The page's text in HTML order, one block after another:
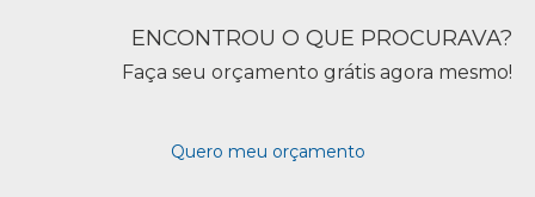
ENCONTROU O QUE PROCURAVA?
Faça seu orçamento grátis agora mesmo!
Quero meu orçamento